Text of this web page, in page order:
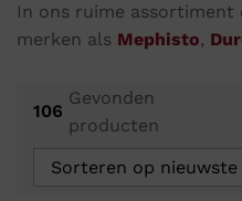
In ons ruime assortiment
merken als Mephisto,
106
Gevonden
producten
Sorteren op nieuwste